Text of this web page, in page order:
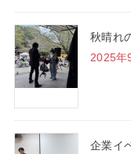
秋晴れ
2025年
企業イ